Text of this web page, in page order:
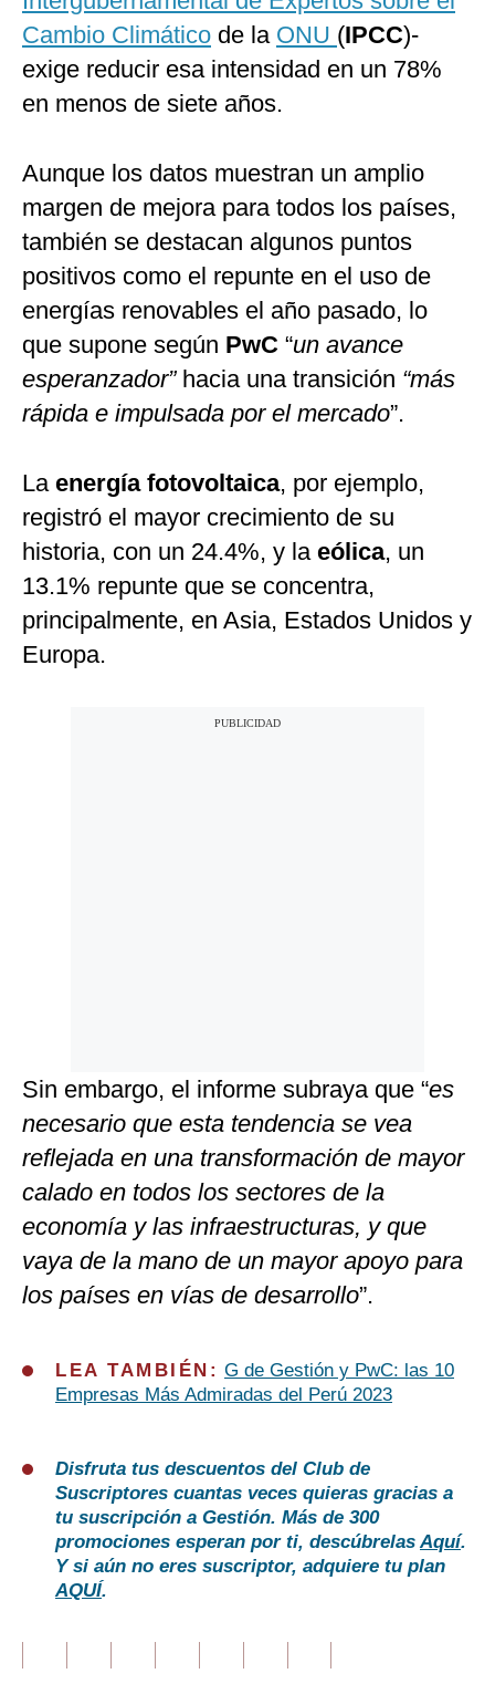
Cambio Climático de la ONU (IPCC)-
exige reducir esa intensidad en un 78%
en menos de siete años.
Aunque los datos muestran un amplio
margen de mejora para todos los países,
también se destacan algunos puntos
positivos como el repunte en el uso de
energías renovables el año pasado, lo
que supone según PwC “un avance
esperanzador” hacia una transición “más
rápida e impulsada por el mercado”.
La energía fotovoltaica, por ejemplo,
registró el mayor crecimiento de su
historia, con un 24.4%, y la eólica, un
13.1% repunte que se concentra,
principalmente, en Asia, Estados Unidos y
Europa.
Sin embargo, el informe subraya que “es
necesario que esta tendencia se vea
reflejada en una transformación de mayor
calado en todos los sectores de la
economía y las infraestructuras, y que
vaya de la mano de un mayor apoyo para
los países en vías de desarrollo”.
LEA TAMBIÉN: G de Gestión y PwC: las 10
Empresas Más Admiradas del Perú 2023
Disfruta tus descuentos del Club de
Suscriptores cuantas veces quieras gracias a
tu suscripción a Gestión. Más de 300
promociones esperan por ti, descúbrelasAquí.
Y si aún no eres suscriptor, adquiere tu plan
AQUÍ.